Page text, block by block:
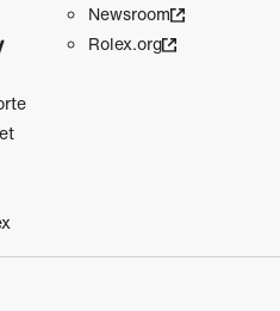
Newsroom
Rolex.org